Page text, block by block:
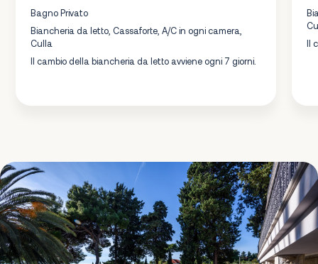
Bagno Privato
Biancheria da letto, Cassaforte, A/C in ogni camera,
Culla
Il cambio della biancheria da letto avviene ogni 7 giorni.
Il